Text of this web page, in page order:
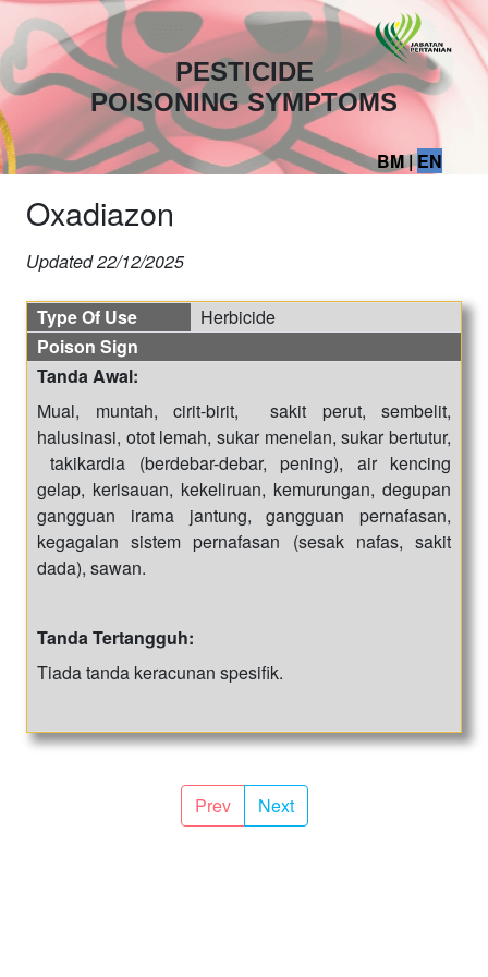
PESTICIDE
POISONING SYMPTOMS
BM|EN
Oxadiazon
Updated22/12/2025
Type Of Use
Herbicide
Poison Sign
Tanda Awal:
Mual, muntah, cirit-birit, sakit perut, sembelit,
halusinasi, otot lemah, sukar menelan, sukar bertutur,
takikardia (berdebar-debar, pening), air kencing
gelap, kerisauan, kekeliruan, kemurungan, degupan
gangguan irama jantung, gangguan pernafasan,
kegagalan sistem pernafasan (sesak nafas, sakit
dada), sawan.
Tanda Tertangguh:
Tiada tanda keracunan spesifik.
Prev Next